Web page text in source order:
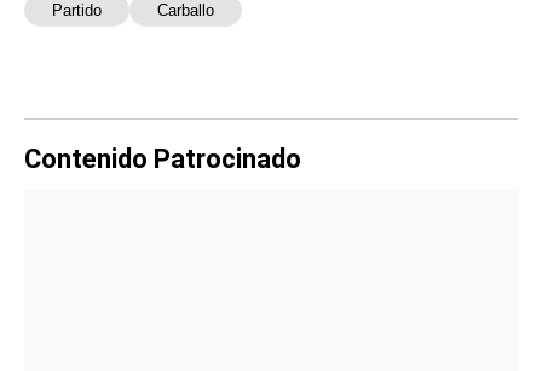
Partido Carballo
Contenido Patrocinado